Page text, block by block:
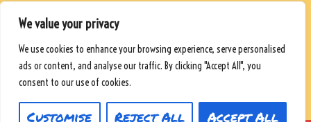
We value your privacy
We use cookies to enhance your browsing experience, serve personalised
ads or content, and analyse our traffic. By clicking "Accept All", you
consent to our use of cookies.
Customise Reject All Accept All
RESSOURCEN
DATENSCHUTZRICHTLINIE